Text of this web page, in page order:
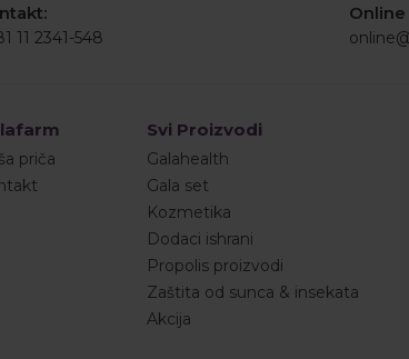
11 2341-548
priča
Svi Proizvodi
Galahealth
Gala set
Kozmetika
Dodaci ishrani
Propolis proizvodi
Zaštita od sunca & insekata
Akcija